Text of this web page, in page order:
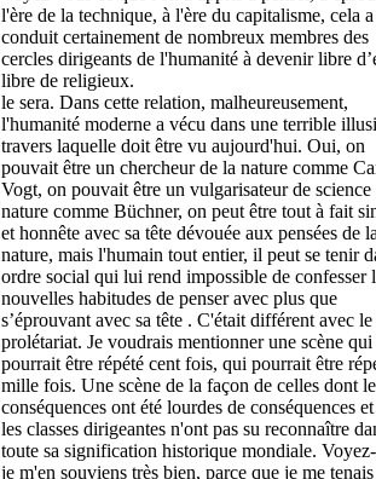
l'ère de la technique, à l'ère du capitalisme, cela a
conduit certainement de nombreux membres des
cercles dirigeants de l'humanité à devenir libre
libre de religieux.
le sera. Dans cette relation, malheureusement,
l'humanité moderne a vécu dans une terrible
travers laquelle doit être vu aujourd'hui. Oui, on
pouvait être un chercheur de la nature comme
Vogt, on pouvait être un vulgarisateur de science
nature comme Büchner, on peut être tout à fait
et honnête avec sa tête dévouée aux pensées de
nature, mais l'humain tout entier, il peut se tenir
ordre social qui lui rend impossible de confesser
nouvelles habitudes de penser avec plus que
s’éprouvant avec sa tête . C'était différent avec le
prolétariat. Je voudrais mentionner une scène qui
pourrait être répété cent fois, qui pourrait être
mille fois. Une scène de la façon de celles dont
conséquences ont été lourdes de conséquences
les classes dirigeantes n'ont pas su reconnaître
toute sa signification historique mondiale.
je m'en souviens très bien, parce que je me